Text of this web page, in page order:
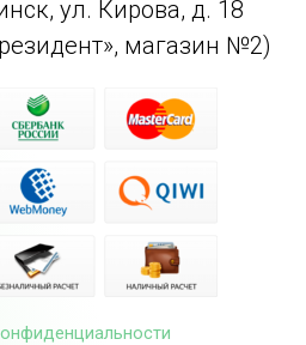
ул. Кирова, д. 18
магазин №2)